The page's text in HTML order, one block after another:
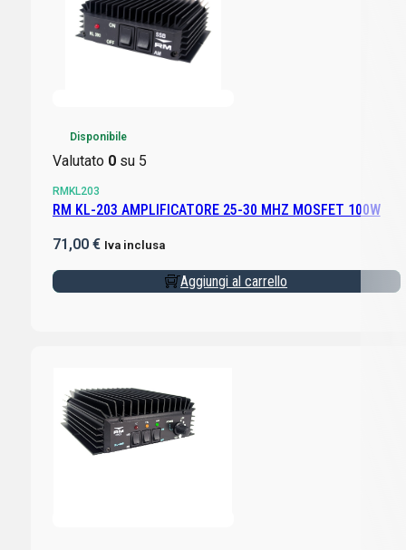
Disponibile
Valutato 0su 5
RMKL203
RM KL-203 AMPLIFICATORE 25-30 MHZ MOSFET 100W
71,00 € Iva inclusa
Aggiungi al carrello